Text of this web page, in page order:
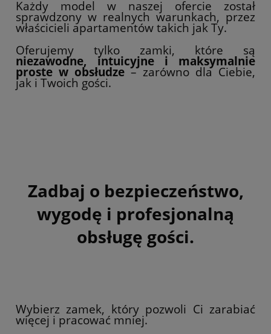
Każdy model w naszej ofercie został
sprawdzony w realnych warunkach, przez
właścicieli apartamentów takich jak Ty.
Oferujemy tylko zamki, które są
niezawodne, intuicyjne i maksymalnie
proste w obsłudze – zarówno dla Ciebie,
jak i Twoich gości.
Zadbaj o bezpieczeństwo,
wygodę i profesjonalną
obsługę gości.
Wybierz zamek, który pozwoli Ci zarabiać
więcej i pracować mniej.